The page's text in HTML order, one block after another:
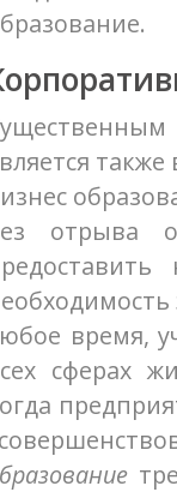
отрыва
время,
сферах